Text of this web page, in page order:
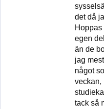
det då
egen
än de
jag
något
veckan,
tack så